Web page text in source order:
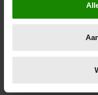
Informatie
locatie, die tot een
scannen op
verwerkt en stel uw
intrekken in de